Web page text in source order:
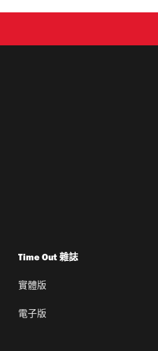
Time Out 雜誌
實體版
電子版